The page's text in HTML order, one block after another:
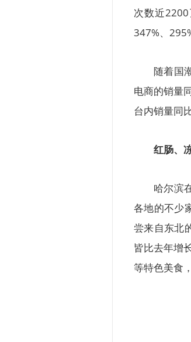
次数近
347%、
随着国
电商的销量
台内销量同
红肠、
哈尔滨
各地的不少
尝来自东北
皆比去年增
等特色美食